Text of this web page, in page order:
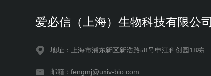
爱必信（上海）生物科技有限公司
地址：上海市浦东新区新浩路58号申江科创园18栋
邮箱：fengmj@univ-bio.com